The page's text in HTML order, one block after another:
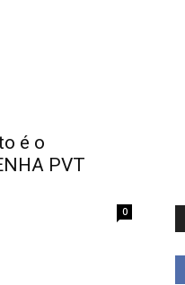
é o
PVT
0